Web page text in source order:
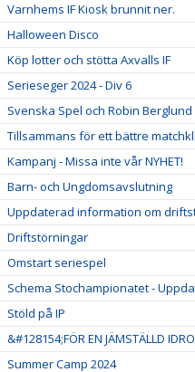
Varnhems IF Kiosk brunnit ner.
Halloween Disco
Köp lotter och stötta Axvalls IF
Serieseger 2024 - Div 6
Svenska Spel och Robin
Tillsammans för ett bättre
Kampanj - Missa inte vår NYHET!
Barn- och Ungdomsavslutning
Uppdaterad information om
Driftstörningar
Omstart seriespel
Schema Stochampionatet -
Stöld på IP
&#128154;FÖR EN JÄMSTÄLLD
Summer Camp 2024